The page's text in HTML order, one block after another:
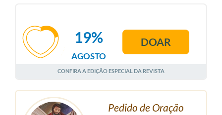
AGOSTO
19% DOAR
CONFIRA A EDIÇÃO ESPECIAL DA REVISTA
Pedido de Oração